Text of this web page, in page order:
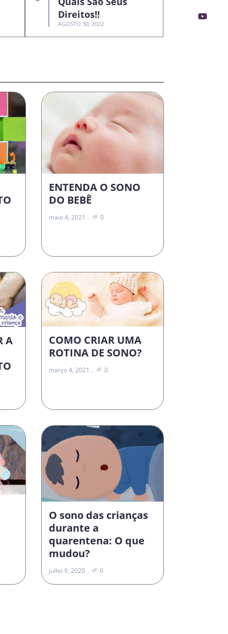
Direitos!!
AGOSTO 30, 2022
ENTENDA O SONO
DO BEBÊ
maio 4, 2021 0
A
COMO CRIAR UMA
ROTINA DE SONO?
março 4, 2021 0
O sono das crianças
durante a
quarentena: O que
mudou?
julho 9, 2020 0